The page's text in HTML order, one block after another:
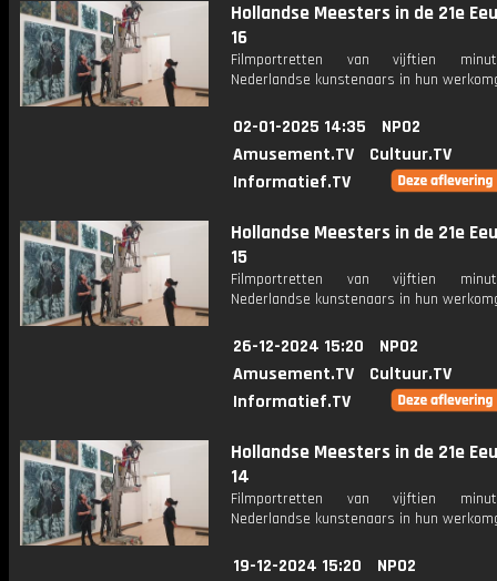
Hollandse Meesters in de 21e
16
Filmportretten van vijftien
Nederlandse kunstenaars in hun
02-01-2025 14:35
NPO2
Amusement.TV
Cultuur.TV
Informatief.TV
Hollandse Meesters in de 21e
15
Filmportretten van vijftien
Nederlandse kunstenaars in hun
26-12-2024 15:20
NPO2
Amusement.TV
Cultuur.TV
Informatief.TV
Hollandse Meesters in de 21e
14
Filmportretten van vijftien
Nederlandse kunstenaars in hun
19-12-2024 15:20
NPO2